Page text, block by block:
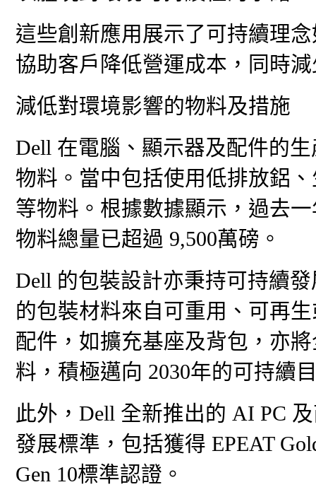
這些創新應用展示了可持續理
協助客戶降低營運成本，同時
減低對環境影響的物料及措施
Dell 在電腦、顯示器及配件的
物料。當中包括使用低排放鋁
等物料。根據數據顯示，過去
物料總量已超過 9,500萬磅。
Dell 的包裝設計亦秉持可持續
的包裝材料來自可重用、可再
配件，如擴充基座及背包，亦
料，積極邁向 2030年的可持續
此外，Dell 全新推出的 AI PC
發展標準，包括獲得 EPEAT
Gen 10標準認證。